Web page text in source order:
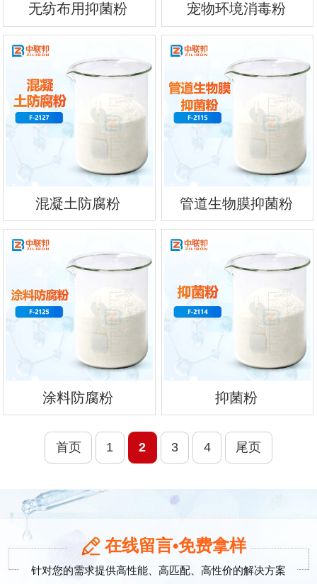
无纺布用抑菌粉 宠物环境消毒粉
混凝土防腐粉 管道生物膜抑菌粉
涂料防腐粉 抑菌粉
首页 1 2 3 4 尾页
在线留言•免费拿样
针对您的需求提供高性能、高匹配、高性价的解决方案